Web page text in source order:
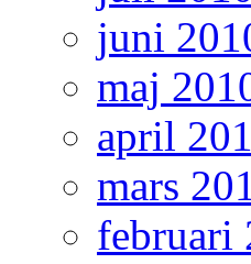
juni
maj
april
mars
februari